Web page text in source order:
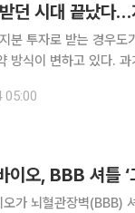
던 시대 끝났다
투자로 받는 경우도기업 가치
방식이 변하고 있다.
05:00
이오, BBB 셔틀
오가 뇌혈관장벽(BBB)